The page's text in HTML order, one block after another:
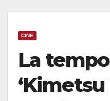
CINE
La
‘Kimetsu